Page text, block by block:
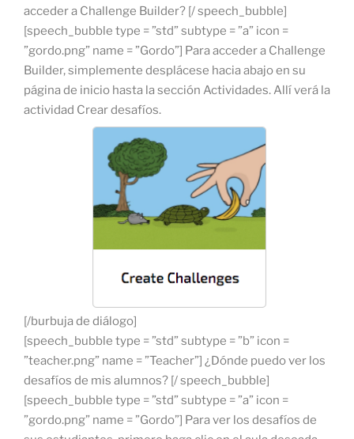
acceder a Challenge Builder? [/ speech_bubble]
[speech_bubble type = ”std” subtype = ”a” icon =
”gordo.png” name = ”Gordo”] Para acceder a Challenge
Builder, simplemente desplácese hacia abajo en su
página de inicio hasta la sección Actividades. Allí verá la
actividad Crear desafíos.
[/burbuja de diálogo]
[speech_bubble type = ”std” subtype = ”b” icon =
”teacher.png” name = ”Teacher”] ¿Dónde puedo ver los
desafíos de mis alumnos? [/ speech_bubble]
[speech_bubble type = ”std” subtype = ”a” icon =
”gordo.png” name = ”Gordo”] Para ver los desafíos de